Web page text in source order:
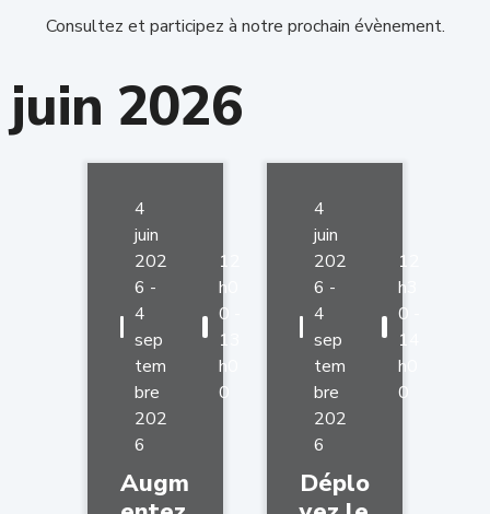
Consultez et participez à notre prochain évènement.
juin 2026
4
juin
202
6 -
4
sep
tem
bre
202
6
12
h0
0 -
13
h0
0
Augm
4
juin
202
6 -
4
sep
tem
bre
202
6
12
h3
0 -
14
h0
0
Déplo